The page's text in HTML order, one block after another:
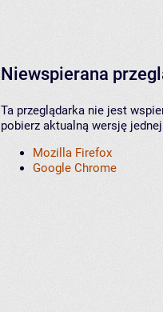
Niewspierana
Ta przeglądarka nie jest
pobierz aktualną wersję
Mozilla Firefox
Google Chrome